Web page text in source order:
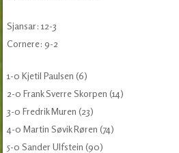
Sjansar: 12-3
Cornere: 9-2
1-0 Kjetil Paulsen (6)
2-0 Frank Sverre Skorpen (14)
3-0 Fredrik Muren (23)
4-0 Martin Søvik Røren (74)
5-0 Sander Ulfstein (90)